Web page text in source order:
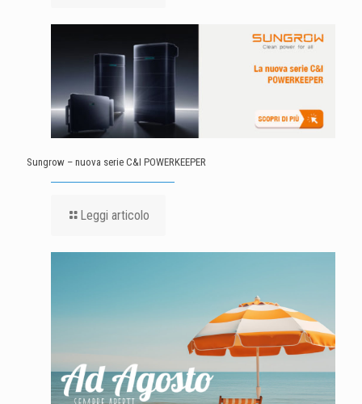
Sungrow – nuova serie C&I POWERKEEPER
Leggi articolo